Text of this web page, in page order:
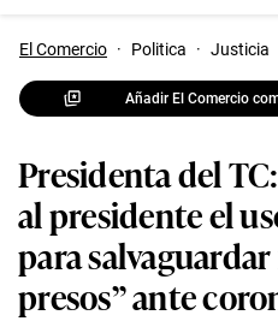
El Comercio · Politica · Justicia
Añadir El Comercio
Presidenta del
al presidente el
para
presos” ante